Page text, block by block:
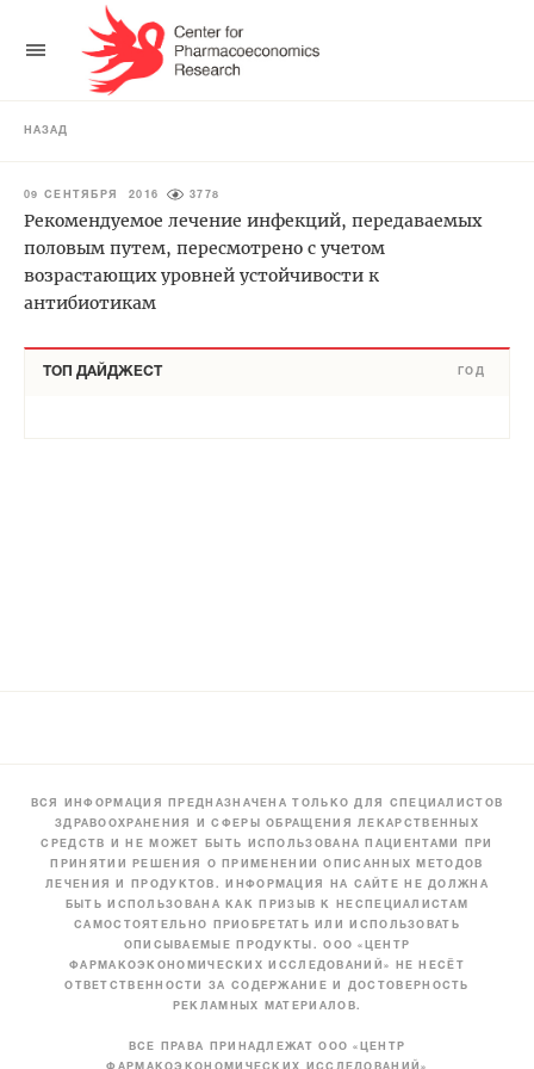
НАЗАД
09 СЕНТЯБРЯ 2016 3778
Рекомендуемое лечение инфекций, передаваемых
половым путем, пересмотрено с учетом
возрастающих уровней устойчивости к
антибиотикам
ТОП ДАЙДЖЕСТ ГОД
ВСЯ ИНФОРМАЦИЯ ПРЕДНАЗНАЧЕНА ТОЛЬКО ДЛЯ СПЕЦИАЛИСТОВ
ЗДРАВООХРАНЕНИЯ И СФЕРЫ ОБРАЩЕНИЯ ЛЕКАРСТВЕННЫХ
СРЕДСТВ И НЕ МОЖЕТ БЫТЬ ИСПОЛЬЗОВАНА ПАЦИЕНТАМИ ПРИ
ПРИНЯТИИ РЕШЕНИЯ О ПРИМЕНЕНИИ ОПИСАННЫХ МЕТОДОВ
ЛЕЧЕНИЯ И ПРОДУКТОВ. ИНФОРМАЦИЯ НА САЙТЕ НЕ ДОЛЖНА
БЫТЬ ИСПОЛЬЗОВАНА КАК ПРИЗЫВ К НЕСПЕЦИАЛИСТАМ
САМОСТОЯТЕЛЬНО ПРИОБРЕТАТЬ ИЛИ ИСПОЛЬЗОВАТЬ
ОПИСЫВАЕМЫЕ ПРОДУКТЫ. ООО «ЦЕНТР
ФАРМАКОЭКОНОМИЧЕСКИХ ИССЛЕДОВАНИЙ» НЕ НЕСЁТ
ОТВЕТСТВЕННОСТИ ЗА СОДЕРЖАНИЕ И ДОСТОВЕРНОСТЬ
РЕКЛАМНЫХ МАТЕРИАЛОВ.
ВСЕ ПРАВА ПРИНАДЛЕЖАТ ООО «ЦЕНТР